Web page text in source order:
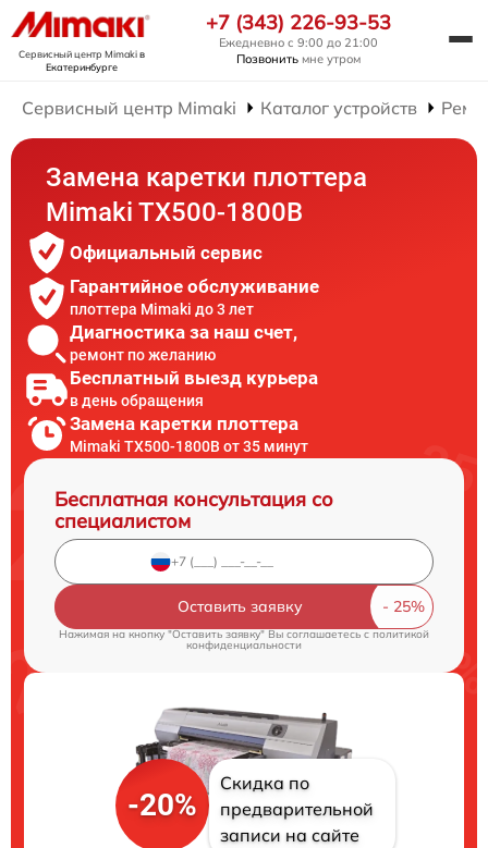
Сервисный центр Mimakiв
Екатеринбурге
+7 (343) 226-93-53
Ежедневно с 9:00 до 21:00
Позвонить мне утром
Сервисный центр Mimaki Каталог устройств
Замена каретки плоттера
Mimaki TX500-1800B
Официальный сервис
Гарантийное обслуживание
плоттера Mimaki до 3 лет
Диагностика за наш счет,
ремонт по желанию
Бесплатный выезд курьера
в день обращения
Замена каретки плоттера
Mimaki TX500-1800B от 35 минут
Бесплатная консультация со
специалистом
Оставить заявку
Нажимая на кнопку "Оставить заявку" Вы соглашаетесь cполитикой
конфиденциальности
-20%
Скидка по
предварительной
записи на сайте